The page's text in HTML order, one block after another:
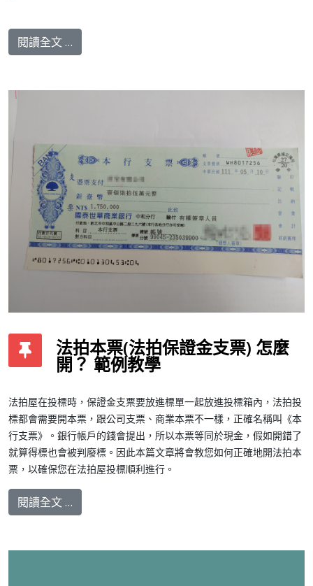
閱讀全文 …
法拍本票(法拍保證金支票) 怎麼
開？ 範例教學
法拍屋在投標時，保證金支票要放進標單一起放進投標箱內，法拍投
標都會需要開本票，跟公司支票、商業本票不一樣，正確名稱叫《本
行支票》。銀行帳戶的錢會提出，所以本票等同於現金，假如開錯了
就算得標也會被判廢標。因此本篇文章將會教您如何正確地開法拍本
票，以確保您在法拍屋投標順利進行。
閱讀全文 …